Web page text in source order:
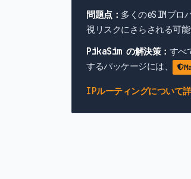
問題点： 多くのeSIMプロ
視リスクにさらされる可能
PikaSim の解決策： すべ
するパッケージには、
IPルーティングについて